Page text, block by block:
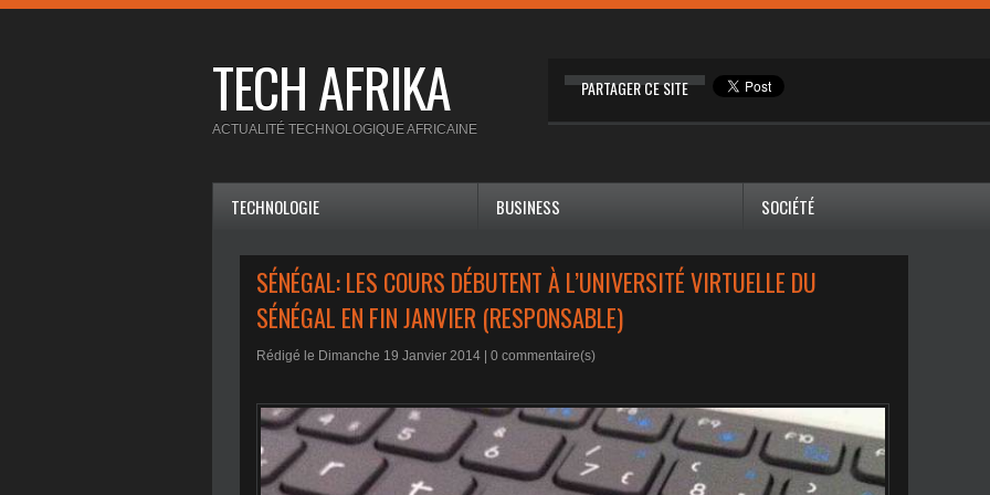
TECH AFRIKA PARTAGER CE SITE
ACTUALITÉ TECHNOLOGIQUE AFRICAINE
TECHNOLOGIE BUSINESS SOCIÉTÉ
SÉNÉGAL: LES COURS DÉBUTENT À L’UNIVERSITÉ VIRTUELLE DU
SÉNÉGAL EN FIN JANVIER (RESPONSABLE)
Rédigé le Dimanche 19 Janvier 2014 | 0 commentaire(s)